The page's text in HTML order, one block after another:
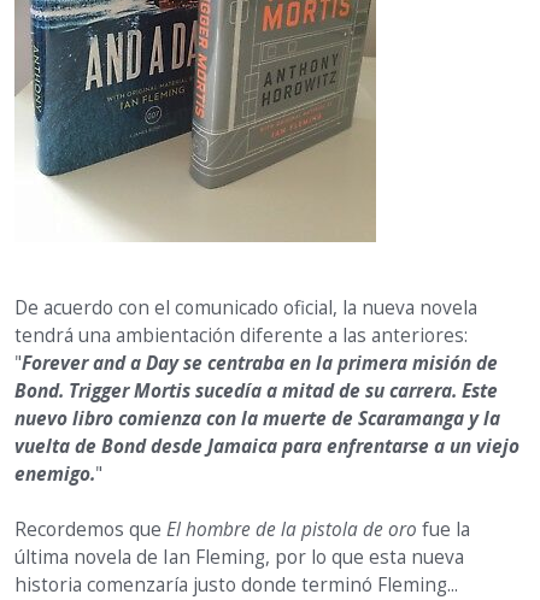
De acuerdo con el comunicado oficial, la nueva novela
tendrá una ambientación diferente a las anteriores:
"Forever and a Day se centraba en la primera misión de
Bond. Trigger Mortis sucedía a mitad de su carrera. Este
nuevo libro comienza con la muerte de Scaramanga y la
vuelta de Bond desde Jamaica para enfrentarse a un viejo
enemigo."
Recordemos que El hombre de la pistola de oro fue la
última novela de Ian Fleming, por lo que esta nueva
historia comenzaría justo donde terminó Fleming...